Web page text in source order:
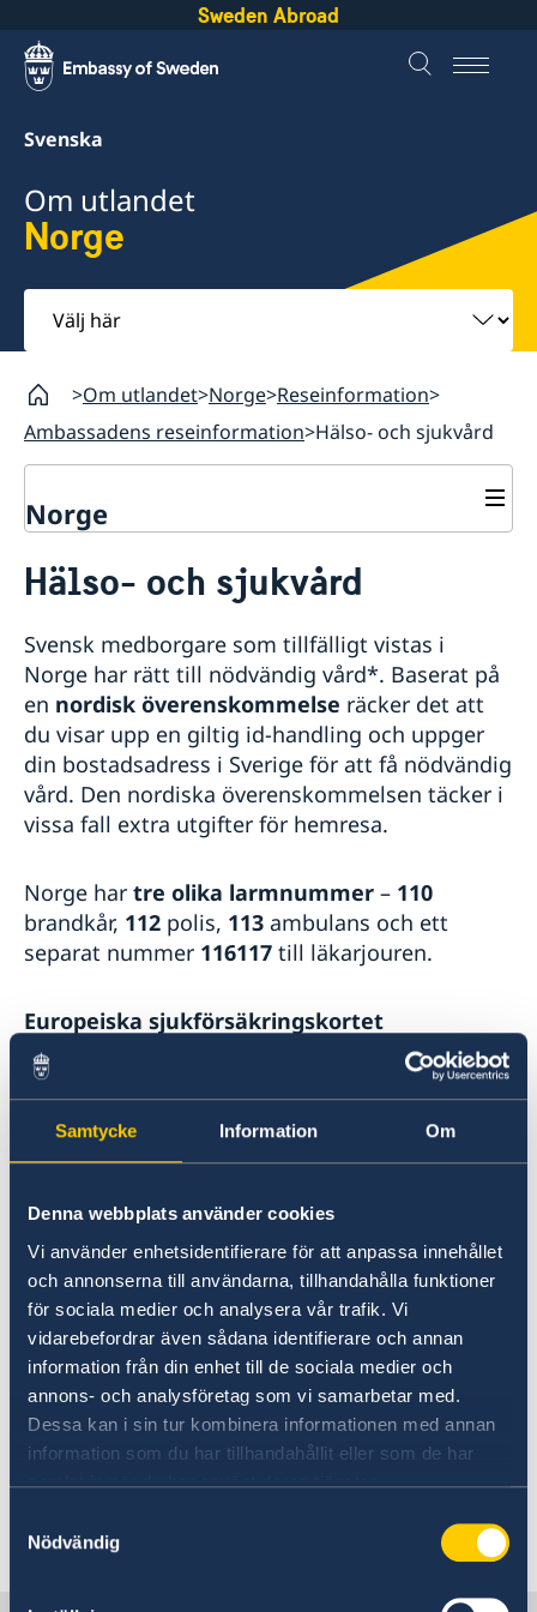
Samtycke Information Om
Denna webbplats använder cookies
Vi använder enhetsidentifierare för att anpassa innehållet
och annonserna till användarna, tillhandahålla funktioner
för sociala medier och analysera vår trafik. Vi
vidarebefordrar även sådana identifierare och annan
information från din enhet till de sociala medier och
annons- och analysföretag som vi samarbetar med.
Dessa kan i sin tur kombinera informationen med annan
information som du har tillhandahållit eller som de har
samlat in när du har använt deras tjänster.
Nödvändig
Sweden Abroad
Svenska
Om utlandet
Norge
Välj
här
Om utlandet Norge Reseinformation
Ambassadens reseinformation Hälso- och sjukvård
Norge
Hjälp till svenskar i Norge
Akut hjälp
Vad kan ambassaden göra
Larmcentraler
Pass utomlands
Samordningsnummer
Provisoriskt pass
Förlust av pass
Hjälp kring medborgarskap
Om svenskt medborgarskap
Dubbelt medborgarskap
Anmälan om svenskt medborgarskap för barn med
Befrielse svenskt medborgarskap
Frågor och svar om befrielseärenden nu när Norge
per 1 januari 2020 tillåter dubbelt medborgarskap
Gifta sig utomlands
Legaliseringar
Pension och levnadsintyg
Avgifter
Ambassadens reseinformation
Aktuella händelser
In- och utresebestämmelser
Allmänna säkerhetsläget
Terrorism
Naturförhållanden och katastrofer
Hälso- och sjukvård
Kriminalitet och personlig säkerhet
Trafiksäkerhet
Försäkringsskydd
Övriga upplysningar
Business Sweden
Grensetjänsten
Norsk-Svenska Handelskammaren
Anmäla handelshinder
Aktiviteter
Hälso- och sjukvård
Svensk medborgare som tillfälligt vistas i
Norge har rätt till nödvändig vård*. Baserat på
en nordisk överenskommelse räcker det att
du visar upp en giltig id-handling och uppger
din bostadsadress i Sverige för att få nödvändig
vård. Den nordiska överenskommelsen täcker i
vissa fall extra utgifter för hemresa.
Norge har tre olika larmnummer – 110
brandkår, 112 polis, 113 ambulans och ett
separat nummer 116117 till läkarjouren.
Europeiska sjukförsäkringskortet
Vid resa till EU/EES-land (utanför Norden)
rekommenderas att ta med
EU-kortet. Kortet
är gratis, beställs hosFörsäkringskassan
,
visar att du är försäkrad i Sverige och ger dig
rätt till nödvändig sjuk- och tandvård* i det
EU/EES-land där du vistas tillfälligt. Kostnad för
sjuktransport till Sverige täcks inte av EU-
kortet.
* nödvändig vård är vård som inte kan vänta
tills du kommer tillbaka till Sverige. Det är alltid
läkare eller annan vårdpersonal som bedömer
om vården är nödvändig. Bedömningen beror
på vilken sjukdom du har och hur länge du ska
stanna i landet.
Senast uppdaterad 02 mars 2026, 11.46